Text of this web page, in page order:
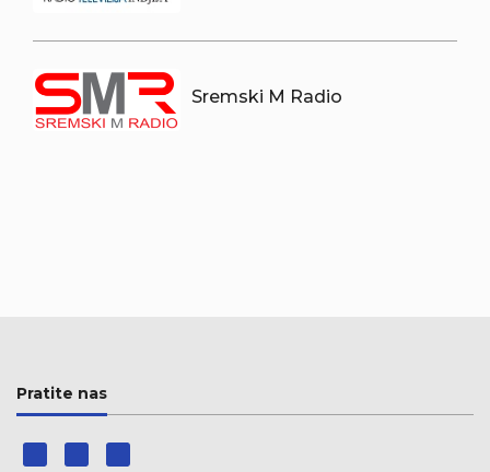
Sremski M Radio
Pratite nas